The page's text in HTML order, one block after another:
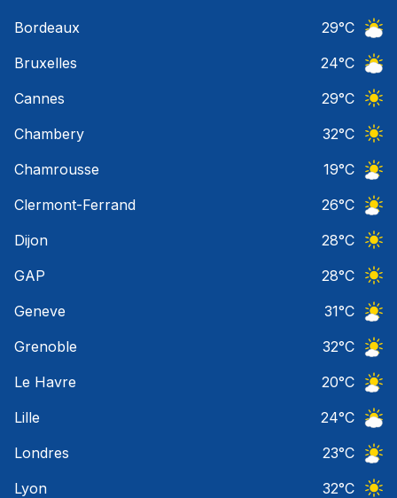
Bordeaux
29°C
Bruxelles
24°C
Cannes
29°C
Chambery
32°C
Chamrousse
19°C
Clermont-Ferrand
26°C
Dijon
28°C
GAP
28°C
Geneve
31°C
Grenoble
32°C
Le Havre
20°C
Lille
24°C
Londres
23°C
Lyon
32°C